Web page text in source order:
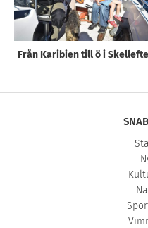
Från Karibien till ö i